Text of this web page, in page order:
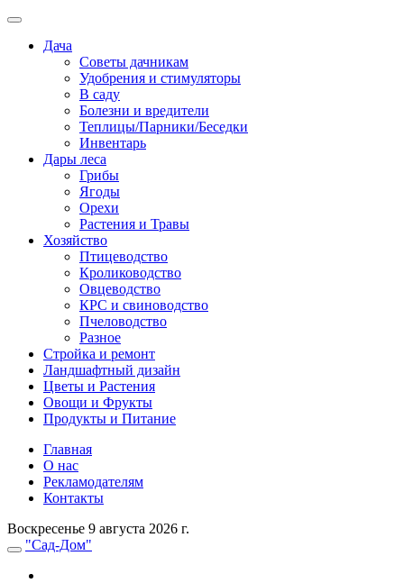
Дача
Советы дачникам
Удобрения и стимуляторы
В саду
Болезни и вредители
Теплицы/Парники/Беседки
Инвентарь
Дары леса
Грибы
Ягоды
Орехи
Растения и Травы
Хозяйство
Птицеводство
Кролиководство
Овцеводство
КРС и свиноводство
Пчеловодство
Разное
Стройка и ремонт
Ландшафтный дизайн
Цветы и Растения
Овощи и Фрукты
Продукты и Питание
Главная
О нас
Рекламодателям
Контакты
Воскресенье 9 августа 2026 г.
"Сад-Дом"